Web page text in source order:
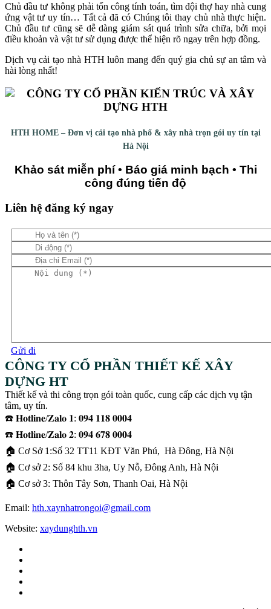
Chủ đầu tư không phải tốn công tính toán, tìm đội thợ hay nhà cung
ứng vật tư uy tín… Tất cả đã có Chúng tôi thay chủ nhà thực hiện.
Chủ đầu tư cũng sẽ dễ dàng giám sát quá trình sửa chữa, bởi mọi
điều khoản và vật tư sử dụng được thể hiện rõ ngay trên hợp đồng.
Dịch vụ cải tạo nhà HTH luôn mang đến quý gia chủ sự an tâm và
hài lòng nhất!
HTH HOME – Đơn vị cải tạo nhà phố & xây nhà trọn gói uy tín tại
Hà Nội
Khảo sát miễn phí • Báo giá minh bạch • Thi
công đúng tiến độ
Liên hệ đăng ký ngay
Gửi đi
CÔNG TY CỔ PHẦN THIẾT KẾ XÂY
DỰNG HT
Thiết kế và thi công trọn gói toàn quốc, cung cấp các dịch vụ tận
tâm, uy tín.
☎️ 𝐇𝐨𝐭𝐥𝐢𝐧𝐞/𝐙𝐚𝐥𝐨 𝟏: 𝟎𝟗𝟒 𝟏𝟏𝟖 𝟎𝟎𝟎𝟒
☎️ 𝐇𝐨𝐭𝐥𝐢𝐧𝐞/𝐙𝐚𝐥𝐨 𝟐: 𝟎𝟗𝟒 𝟔𝟕𝟖 𝟎𝟎𝟎𝟒
🏠 Cơ Sở 1:Số 32 TT11 KĐT Văn Phú, Hà Đông, Hà Nội
🏠 Cơ sở 2: Số 84 khu 3ha, Uy Nỗ, Đông Anh, Hà Nội
🏠 Cơ sở 3: Thôn Tây Sơn, Thanh Oai, Hà Nội
Email: hth.xaynhatrongoi@gmail.com
Website: xaydunghth.vn